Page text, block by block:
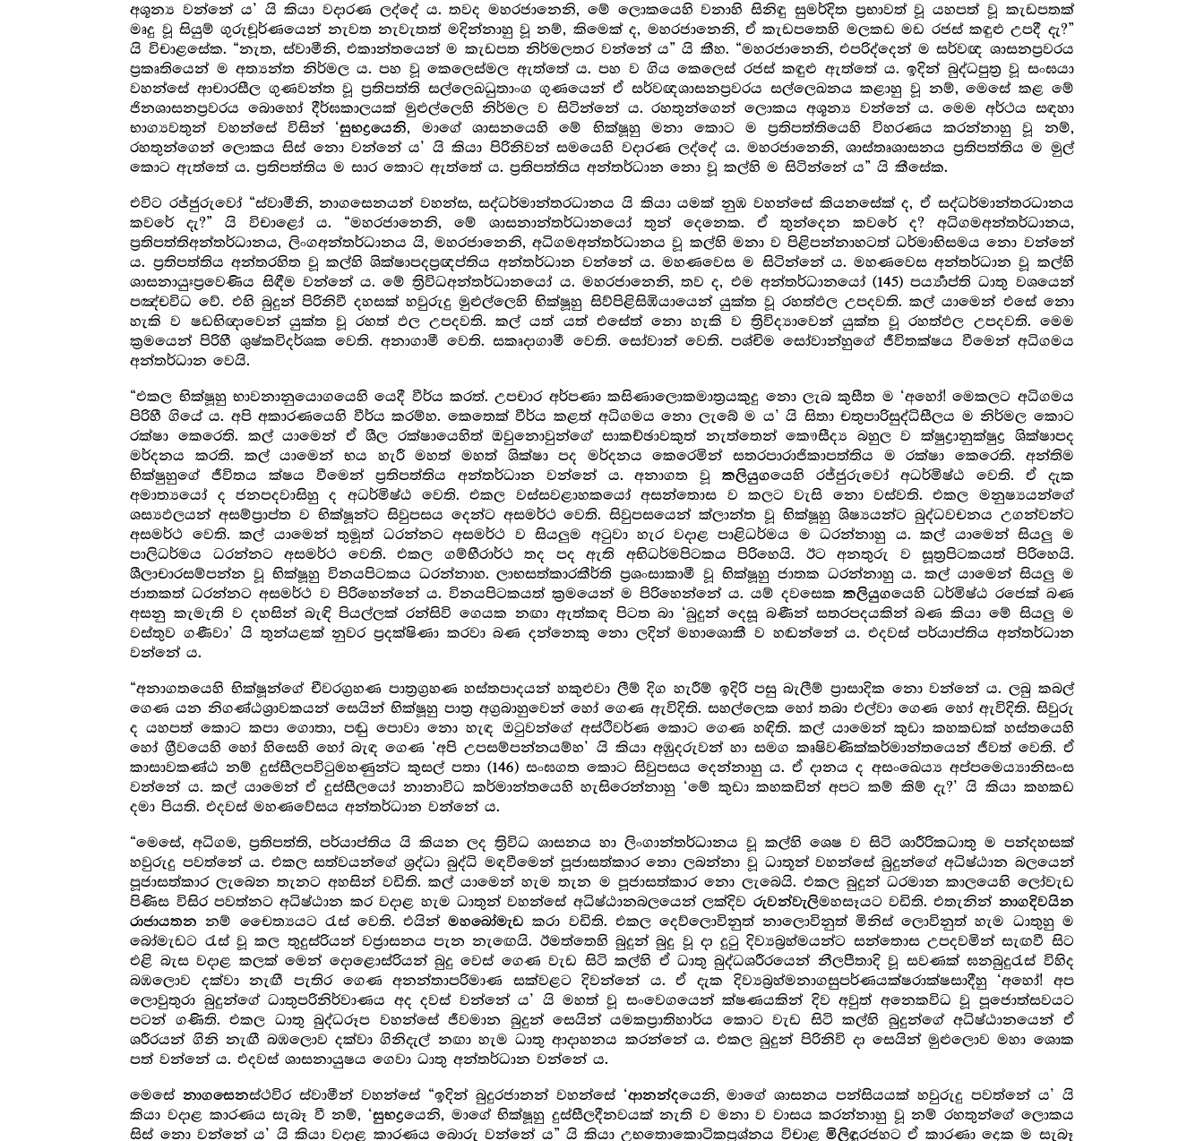
අශූන්‍ය වන්නේ ය’ යි කියා වදාරණ ලද්දේ ය. තවද මහරජානෙනි, මේ ලොකයෙහි වනාහි සිනිඳු සුමර්දිත ප්‍ර‍භාවත් වූ යහපත් වූ කැඩපතක්
මෘදු වූ සියුම් ගුරුචූර්ණයෙන් නැවත නැවැතත් මදින්නාහු වූ නම්, කිමෙක් ද, මහරජානෙනි, ඒ කැඩපතෙහි මලකඩ මඩ රජස් කඳුළු උපදී දැ?”
යි විචාළසේක. “නැත, ස්වාමීනි, එකාන්තයෙන් ම කැඩපත නිර්මලතර වන්නේ ය” යි කීහ. “මහරජානෙනි, එපරිද්දෙන් ම සර්වඥ ශාසනප්‍ර‍වරය
ප්‍ර‍කෘතියෙන් ම අත්‍යන්ත නිර්මල ය. පහ වූ කෙලෙස්මල ඇත්තේ ය. පහ ව ගිය කෙලෙස් රජස් කඳුළු ඇත්තේ ය. ඉදින් බුද්ධපුත්‍ර‍ වූ සංඝයා
වහන්සේ ආචාරසීල ගුණවන්ත වූ ප්‍ර‍තිපත්ති සල්ලෙඛධුතාංග ගුණයෙන් ඒ සර්වඥශාසනප්‍ර‍වරය සල්ලෙඛනය කළාහු වූ නම්, මෙසේ කළ මේ
ජිනශාසනප්‍ර‍වරය බොහෝ දීර්ඝකාලයක් මුළුල්ලෙහි නිර්මල ව සිටින්නේ ය. රහතුන්ගෙන් ලොකය අශූන්‍ය වන්නේ ය. මෙම අර්ථය සඳහා
භාග්‍යවතුන් වහන්සේ විසින් ‘සුභද්‍රයෙනි, මාගේ ශාසනයෙහි මේ භික්ෂූහු මනා කොට ම ප්‍ර‍තිපත්තියෙහි විහරණය කරන්නාහු වූ නම්,
රහතුන්ගෙන් ලොකය සිස් නො වන්නේ ය’ යි කියා පිරිනිවන් සමයෙහි වදාරණ ලද්දේ ය. මහරජානෙනි, ශාස්තෘශාසනය ප්‍ර‍තිපත්තිය ම මුල්
කොට ඇත්තේ ය. ප්‍ර‍තිපත්තිය ම සාර කොට ඇත්තේ ය. ප්‍ර‍තිපත්තිය අන්තර්ධාන නො වූ කල්හි ම සිටින්නේ ය” යි කීසේක.
එවිට රජ්ජුරුවෝ “ස්වාමීනි, නාගසෙනයන් වහන්ස, සද්ධර්මාන්තරධානය යි කියා යමක් නුඹ වහන්සේ කියනසේක් ද, ඒ සද්ධර්මාන්තරධානය
කවරේ දැ?” යි විචාළෝ ය. “මහරජානෙනි, මේ ශාසනාන්තර්ධානයෝ තුන් දෙනෙක. ඒ තුන්දෙන කවරේ ද? අධිගමඅන්තර්ධානය,
ප්‍ර‍තිපත්තිඅන්තර්ධානය, ලිංගඅන්තර්ධානය යි, මහරජානෙනි, අධිගමඅන්තර්ධානය වූ කල්හි මනා ව පිළිපන්නාහටත් ධර්මාභිසමය නො වන්නේ
ය. ප්‍ර‍තිපත්තිය අන්තරහිත වූ කල්හි ශික්ෂාපදප්‍ර‍ඥප්තිය අන්තර්ධාන වන්නේ ය. මහණවෙස ම සිටින්නේ ය. මහණවෙස අන්තර්ධාන වූ කල්හි
ශාසනායුඃප්‍රවෙණිය සිඳීම වන්නේ ය. මේ ත්‍රිවිධඅන්තර්ධානයෝ ය. මහරජානෙනි, තව ද, එම අන්තර්ධානයෝ(145) පර්‍ය්‍යාප්ති ධාතු වශයෙන්
පඤ්චවිධ වේ. එහි බුදුන් පිරිනිවී දහසක් හවුරුදු මුළුල්ලෙහි භික්ෂූහු සිව්පිළිසිඹියායෙන් යුක්ත වූ රහත්ඵල උපදවති. කල් යාමෙන් එසේ නො
හැකි ව ෂඩභිඥාවෙන් යුක්ත වූ රහත් ඵල උපදවති. කල් යත් යත් එසේත් නො හැකි ව ත්‍රිවිද්‍යාවෙන් යුක්ත වූ රහත්ඵල උපදවති. මෙම
ක්‍ර‍මයෙන් පිරිහී ශුෂ්කවිදර්ශක වෙති. අනාගාමී වෙති. සකෘදාගාමී වෙති. සෝවාන් වෙති. පශ්චිම සෝවාන්හුගේ ජීවිතක්ෂය වීමෙන් අධිගමය
අන්තර්ධාන වෙයි.
“එකල භික්ෂූහු භාවනානුයොගයෙහි යෙදී වීර්ය කරත්. උපචාර අර්පණා කසිණාලොකමාත්‍ර‍යකුදු නො ලැබ කුසීත ම ‘අහෝ! මෙකලට අධිගමය
පිරිහී ගියේ ය. අපි අකාරණයෙහි වීර්ය කරම්හ. කෙතෙක් වීර්ය කළත් අධිගමය නො ලැබේ ම ය’ යි සිතා චතුපාරිසුද්ධිසීලය ම නිර්මල කොට
රක්ෂා කෙරෙති. කල් යාමෙන් ඒ ශීල රක්ෂායෙහිත් ඔවුනොවුන්ගේ සාකච්ඡාවකුත් නැත්තෙන් කෞසීද්‍ය බහුල ව ක්ෂුද්‍රානුක්ෂුද්‍ර‍ ශික්ෂාපද
මර්දනය කරති. කල් යාමෙන් භය හැරී මහත් මහත් ශික්ෂා පද මර්දනය කෙරෙමින් සතරපාරාජිකාපත්තිය ම රක්ෂා කෙරෙති. අන්තිම
භික්ෂුහුගේ ජීවිතය ක්ෂය වීමෙන් ප්‍ර‍තිපත්තිය අන්තර්ධාන වන්නේ ය. අනාගත වූකලියුගයෙහි රජ්ජුරුවෝ අධර්මිෂ්ඨ වෙති. ඒ දැක
අමාත්‍යයෝ ද ජනපදවාසිහු ද අධර්මිෂ්ඨ වෙති. එකල වස්සවළාහකයෝ අසන්තොස ව කලට වැසි නො වස්වති. එකල මනුෂ්‍යයන්ගේ
ශස්‍යඵලයන් අසම්ප්‍රාප්ත ව භික්ෂූන්ට සිවුපසය දෙන්ට අසමර්ථ වෙති. සිවුපසයෙන් ක්ලාන්ත වූ භික්ෂූහු ශිෂ්‍යයන්ට බුද්ධවචනය උගන්වන්ට
අසමර්ථ වෙති. කල් යාමෙන් තුමූත් ධරන්නට අසමර්ථ ව සියලුම අටුවා හැර වදාළ පාළිධර්මය ම ධරන්නාහු ය. කල් යාමෙන් සියලු ම
පාලිධර්මය ධරන්නට අසමර්ථ වෙති. එකල ගම්භීරාර්ථ තද පද ඇති අභිධර්මපිටකය පිරිහෙයි. ඊට අනතුරු ව සූත්‍ර‍පිටකයත් පිරිහෙයි.
ශීලාචාරසම්පන්න වූ භික්ෂූහු විනයපිටකය ධරන්නාහ. ලාභසත්කාරකීර්ති ප්‍ර‍ශංසාකාමී වූ භික්ෂූහු ජාතක ධරන්නාහු ය. කල් යාමෙන් සියලු ම
ජාතකත් ධරන්නට අසමර්ථ ව පිරිහෙන්නේ ය. විනයපිටකයත් ක්‍ර‍මයෙන් ම පිරිහෙන්නේ ය. යම් දවසෙකකලියුගයෙහි ධර්මිෂ්ඨ රජෙක් බණ
අසනු කැමැති ව දහසින් බැඳි පියල්ලක් රන්සිවි ගෙයක නඟා ඇත්කඳ පිටත බා ‘බුදුන් දෙසූ බණීන් සතරපදයකින් බණ කියා මේ සියලු ම
වස්තුව ගණීවා’ යි තුන්යළක් නුවර ප්‍ර‍දක්ෂිණා කරවා බණ දන්නෙකු නො ලදින් මහාශොකී ව හඬන්නේ ය. එදවස් පර්යාප්තිය අන්තර්ධාන
වන්නේ ය.
“අනාගතයෙහි භික්ෂූන්ගේ චීවරග්‍ර‍හණ පාත්‍ර‍ග්‍ර‍හණ හස්තපාදයන් හකුළුවා ලීම් දිග හැරීම් ඉදිරි පසු බැලීම් ප්‍රාසාදික නො වන්නේ ය. ලබු කබල්
ගෙණ යන නිගණ්ඨශ්‍රාවකයන් සෙයින් භික්ෂූහු පාත්‍ර‍ අග්‍ර‍බාහුවෙන් හෝ ගෙණ ඇවිදිති. සහල්ලෙක හෝ තබා එල්වා ගෙණ හෝ ඇවිදිති. සිවුරු
ද යහපත් කොට කපා ගොතා, පඬු පොවා නො හැඳ ඔටුවන්ගේ අස්ථිවර්ණ කොට ගෙණ හඳිති. කල් යාමෙන් කුඩා කහකඩක් හස්තයෙහි
හෝ ග්‍රීවයෙහි හෝ හිසෙහි හෝ බැඳ ගෙණ ‘අපි උපසම්පන්නයම්හ’ යි කියා අඹුදරුවන් හා සමග කෘෂිවණික්කර්මාන්තයෙන් ජීවත් වෙති. ඒ
කාසාවකණ්ඨ නම් දුස්සීලපවිටුමහණුන්ට කුසල් පතා (146)සංඝගත කොට සිවුපසය දෙන්නාහු ය. ඒ දානය ද අසංඛෙය්‍ය අප්පමෙය්‍යානිසංස
වන්නේ ය. කල් යාමෙන් ඒ දුස්සීලයෝ නානාවිධ කර්මාන්තයෙහි හැසිරෙන්නාහු ‘මේ කුඩා කහකඩින් අපට කම් කිම් දැ?’ යි කියා කහකඩ
දමා පියති. එදවස් මහණවේසය අන්තර්ධාන වන්නේ ය.
“මෙසේ, අධිගම, ප්‍ර‍තිපත්ති, පර්යාප්තිය යි කියන ලද ත්‍රිවිධ ශාසනය හා ලිංගාන්තර්ධානය වූ කල්හි ශෙෂ ව සිටි ශාරීරිකධාතු ම පන්දහසක්
හවුරුදු පවත්නේ ය. එකල සත්වයන්ගේ ශ්‍ර‍ද්ධා බුද්ධි මඳවීමෙන් පූජාසත්කාර නො ලබන්නා වූ ධාතූන් වහන්සේ බුදුන්ගේ අධිෂ්ඨාන බලයෙන්
පූජාසත්කාර ලැබෙන තැනට අහසින් වඩිති. කල් යාමෙන් හැම තැන ම පූජාසත්කාර නො ලැබෙයි. එකල බුදුන් ධරමාන කාලයෙහි ලෝවැඩ
පිණිස විසිර පවත්නට අධිෂ්ඨාන කර වදාළ හැම ධාතුන් වහන්සේ අධිෂ්ඨානබලයෙන් ලක්දිව රුවන්වැලිමහසෑයට වඩිති. එතැනින් නාගදිවයින
රාජායතන නම් චෛත්‍යයට රැස් වෙති. එයින්මහබෝමැඩ කරා වඩිති. එකල දෙව්ලොවිනුත් නාලොවිනුත් මිනිස් ලොවිනුත් හැම ධාතුහු ම
බෝමැඩට රැස් වූ කල තුදුස්රියන් වජ්‍රාසනය පැන නැඟෙයි. ඊමත්තෙහි බුදුන් බුදු වූ දා දුටු දිව්‍යබ්‍ර‍හ්මයන්ට සන්තොස උපදවමින් සැඟවී සිට
එළි බැස වදාළ කලක් මෙන් දොළොස්රියන් බුදු වෙස් ගෙණ වැඩ සිටි කල්හි ඒ ධාතු බුද්ධශරීරයෙන් නීලපීතාදි වූ සවණක් ඝනබුදුරැස් විහිද
බඹලොව දක්වා නැඟී පැතිර ගෙණ අනන්තාපරිමාණ සක්වළට දිවන්නේ ය. ඒ දැක දිව්‍යබ්‍ර‍හ්මනාගසුපර්ණයක්ෂරාක්ෂසාදීහු ‘අහෝ! අප
ලොවුතුරා බුදුන්ගේ ධාතුපරිනිර්වාණය අද දවස් වන්නේ ය’ යි මහත් වූ සංවෙගයෙන් ක්ෂණයකින් දිව අවුත් අනෙකවිධ වූ පූජොත්සවයට
පටන් ගණිති. එකල ධාතු බුද්ධරූප වහන්සේ ජීවමාන බුදුන් සෙයින් යමකප්‍රාතිහාර්ය කොට වැඩ සිටි කල්හි බුදුන්ගේ අධිෂ්ඨානයෙන් ඒ
ශරීරයන් ගිනි නැඟී බඹලොව දක්වා ගිනිදැල් නඟා හැම ධාතු ආදාහනය කරන්නේ ය. එකල බුදුන් පිරිනිවි දා සෙයින් මුළුලොව මහා ශොක
පත් වන්නේ ය. එදවස් ශාසනායුෂය ගෙවා ධාතු අන්තර්ධාන වන්නේ ය.
මෙසේනාගසෙනස්ථවිර ස්වාමීන් වහන්සේ “ඉදින් බුදුරජානන් වහන්සේ ‘ආනන්දයෙනි, මාගේ ශාසනය පන්සියයක් හවුරුදු පවත්නේ ය’ යි
කියා වදාළ කාරණය සැබෑ වී නම්, ‘සුභද්‍රයෙනි, මාගේ භික්ෂූහු දුස්සීලදීනවයක් නැති ව මනා ව වාසය කරන්නාහු වූ නම් රහතුන්ගේ ලොකය
සිස් නො වන්නේ ය’ යි කියා වදාළ කාරණය බොරු වන්නේ ය” යි කියා උභතොකොටිකප්‍ර‍ශ්නය විචාළමිලිඳුරජහට ඒ කාරණා දෙක ම සැබෑ